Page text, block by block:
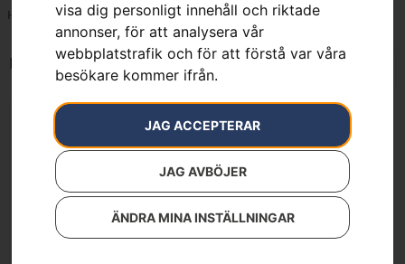
visa dig personligt innehåll och riktade
annonser, för att analysera vår
webbplatstrafik och för att förstå var våra
besökare kommer ifrån.
JAG ACCEPTERAR
JAG AVBÖJER
ÄNDRA MINA INSTÄLLNINGAR
Hem 7391883507971
Endast ett sökresultat
Snöblad – Rider